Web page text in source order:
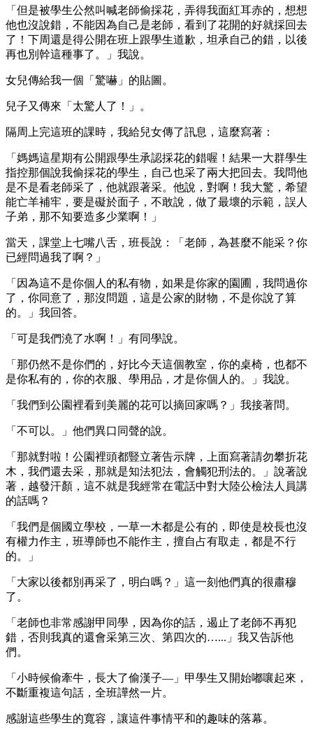
「但是被學生公然叫喊老師偷採花，弄得我面紅耳赤的，想想
他也沒說錯，不能因為自己是老師，看到了花開的好就採回去
了！下周還是得公開在班上跟學生道歉，坦承自己的錯，以後
再也別幹這種事了。」我說。
女兒傳給我一個「驚嚇」的貼圖。
兒子又傳來「太驚人了！」。
隔周上完這班的課時，我給兒女傳了訊息，這麼寫著：
「媽媽這星期有公開跟學生承認採花的錯喔！結果一大群學生
指控那個說我偷採花的學生，自己也采了兩大把回去。我問他
是不是看老師采了，他就跟著采。他說，對啊！我大驚，希望
能亡羊補牢，要是礙於面子，不敢說，做了最壞的示範，誤人
子弟，那不知要造多少業啊！」
當天，課堂上七嘴八舌，班長說：「老師，為甚麼不能采？你
已經問過我了啊？」
「因為這不是你個人的私有物，如果是你家的園圃，我問過你
了，你同意了，那沒問題，這是公家的財物，不是你說了算
的。」我回答。
「可是我們澆了水啊！」有同學說。
「那仍然不是你們的，好比今天這個教室，你的桌椅，也都不
是你私有的，你的衣服、學用品，才是你個人的。」我說。
「我們到公園裡看到美麗的花可以摘回家嗎？」我接著問。
「不可以。」他們異口同聲的說。
「那就對啦！公園裡頭都豎立著告示牌，上面寫著請勿攀折花
木，我們還去采，那就是知法犯法，會觸犯刑法的。」說著說
著，越發汗顏，這不就是我經常在電話中對大陸公檢法人員講
的話嗎？
「我們是個國立學校，一草一木都是公有的，即使是校長也沒
有權力作主，班導師也不能作主，擅自占有取走，都是不行
的。」
「大家以後都別再采了，明白嗎？」這一刻他們真的很肅穆
了。
「老師也非常感謝甲同學，因為你的話，遏止了老師不再犯
錯，否則我真的還會采第三次、第四次的…...」我又告訴他
們。
「小時候偷牽牛，長大了偷漢子—」甲學生又開始嘟嚷起來，
不斷重複這句話，全班譁然一片。
感謝這些學生的寬容，讓這件事情平和的趣味的落幕。